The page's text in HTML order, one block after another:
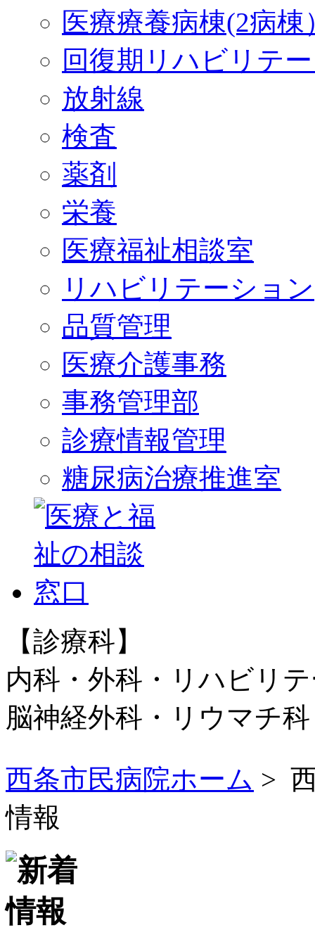
医療療養病棟(2病棟
回復期リハビリテ
放射線
検査
薬剤
栄養
医療福祉相談室
リハビリテーション
品質管理
医療介護事務
事務管理部
診療情報管理
糖尿病治療推進室
【診療科】
内科・外科・リハビリ
脳神経外科・リウマチ
西条市民病院ホーム >
情報